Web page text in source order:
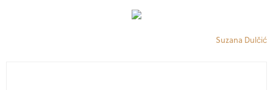
Suzana Dulčić